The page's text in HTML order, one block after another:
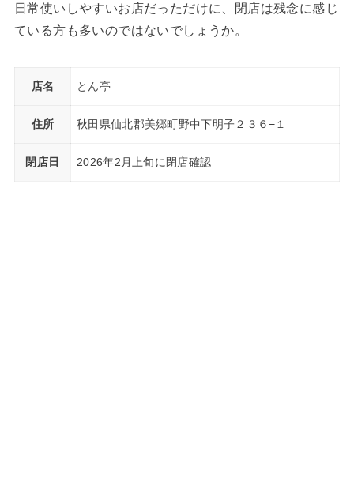
日常使いしやすいお店だっただけに、閉店は残念に感じ
ている方も多いのではないでしょうか。
店名 とん亭
住所 秋田県仙北郡美郷町野中下明子２３６−１
閉店日 2026年2月上旬に閉店確認